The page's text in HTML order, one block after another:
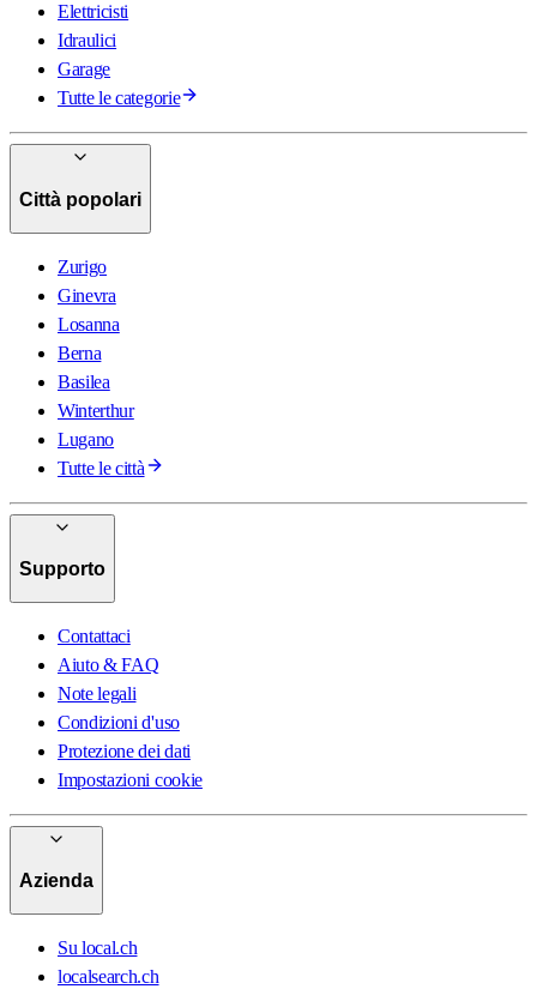
Elettricisti
Idraulici
Garage
Tutte le categorie
Città popolari
Zurigo
Ginevra
Losanna
Berna
Basilea
Winterthur
Lugano
Tutte le città
Supporto
Contattaci
Aiuto & FAQ
Note legali
Condizioni d'uso
Protezione dei dati
Impostazioni cookie
Azienda
Su local.ch
localsearch.ch